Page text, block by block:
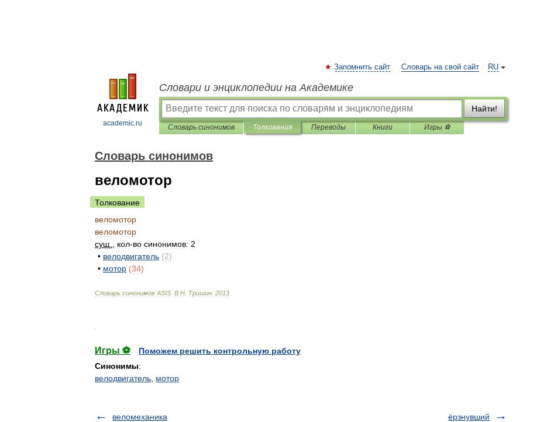
academic.ru
RU
Запомнить сайт Словарь на свой сайт
Словари и энциклопедии на Академике
Найти!
Словарь синонимов Толкования Переводы Книги Игры ⚽
Словарь синонимов
веломотор
Толкование
веломотор
веломотор
сущ
кол-во синонимов: 2
• велодвигатель (2)
• мотор (34)
Словарь синонимов ASIS В Н Тришин 2013
Игры ⚽
Поможем решить контрольную работу
Синонимы:
велодвигатель мотор
веломеханика ёрзнувший